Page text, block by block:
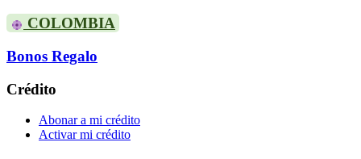
COLOMBIA
Bonos Regalo
Crédito
Abonar a mi crédito
Activar mi crédito